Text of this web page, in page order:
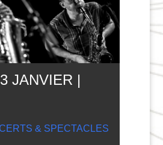
JANVIER |
& SPECTACLES